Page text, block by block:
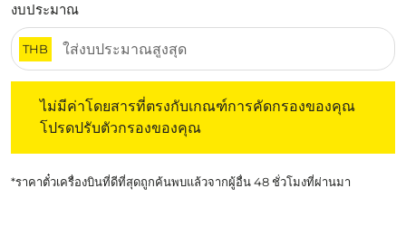
งบประมาณ
THB
ไม่มีค่าโดยสารที่ตรงกับเกณฑ์การคัดกรองของคุณ
โปรดปรับตัวกรองของคุณ
*ราคาตั๋วเครื่องบินที่ดีที่สุดถูกค้นพบแล้วจากผู้อื่น 48 ชั่วโมงที่ผ่านมา